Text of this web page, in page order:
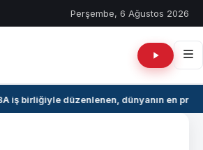
Perşembe, 6 Ağustos 2026
iş birliğiyle düzenlenen, dünyanın en